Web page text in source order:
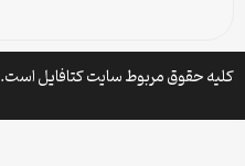
کلیه حقوق مربوط سایت کتافایل است.